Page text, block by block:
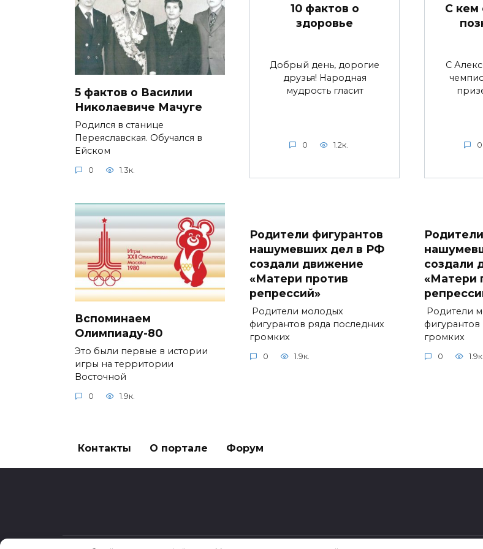
5 фактов о Василии
Николаевиче Мачуге
Родился в станице
Переяславская. Обучался в
Ейском
0 1.3к.
10 фактов о
здоровье
Добрый день, дорогие
друзья! Народная
мудрость гласит
0 1.2к.
С кем
С
0
Вспоминаем
Олимпиаду-80
Это были первые в истории
игры на территории
Восточной
0 1.9к.
Родители фигурантов
нашумевших дел в РФ
создали движение
«Матери против
репрессий»
Родители молодых
фигурантов ряда последних
громких
0 1.9к.
создали
«Матери
Родители
громких
0 1.9к.
Контакты О портале Форум